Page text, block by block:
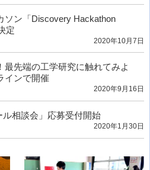
ソン「Discovery Hackathon
定
2020年10月7日
最先端の工学研究に触れてみよ
インで開催
2020年9月16日
相談会」応募受付開始
2020年1月30日